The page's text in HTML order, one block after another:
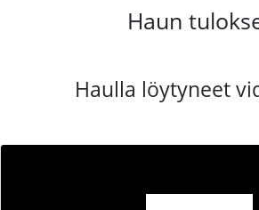
Haun
Haulla löytyneet